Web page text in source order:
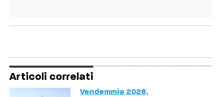
Articoli correlati
Vendemmia 2026,